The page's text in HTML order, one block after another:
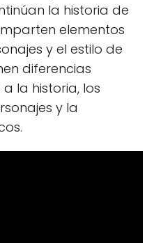
la historia de
elementos
y el estilo de
diferencias
la historia, los
y la